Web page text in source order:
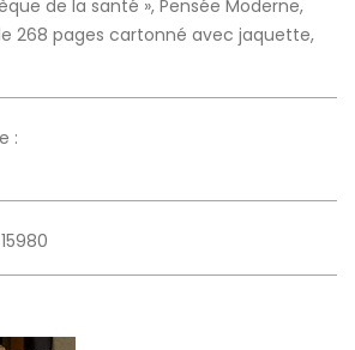
de la santé », Pensée Moderne,
268 pages cartonné avec jaquette,
: